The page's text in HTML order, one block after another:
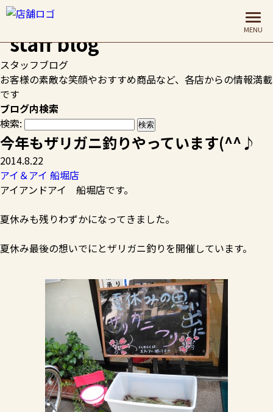
HOME>スタッフブログ
ニ釣りやっています(^^♪
スタッフブログ
お客様の素敵な笑顔やおすすめ商品など、各店からの情報満載
です
ブログ内検索
検索:
今年もザリガニ釣りやっています(^^♪
2014.8.22
アイ＆アイ 船堀店
アイアンドアイ 船堀店です。
夏休みも残りわずかになってきました。
夏休み最後の想いでにとザリガニ釣りを開催しています。